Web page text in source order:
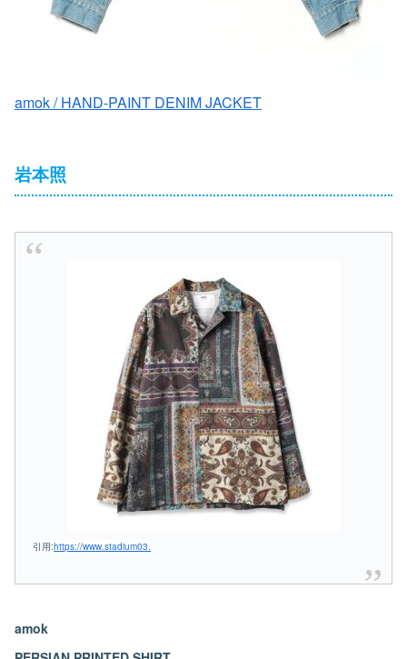
amok / HAND-PAINT DENIM JACKET
岩本照
引用:https://www.stadium03.
amok